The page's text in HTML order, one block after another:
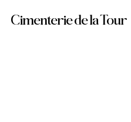
Cimenterie de la Tour